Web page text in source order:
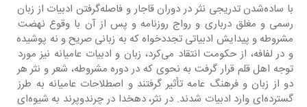
با ساده‌شدن تدریجی نثر در دوران قاجار و فاصله‌گرفتن ادبیات از زبان
رسمی و مغلق درباری و رواج روزنامه و پس از آن با وقوع نهضت
مشروطه و پیدایش ادبیاتی تجددخواه که به زبانی صریح و نه پوشیده
و در لفافه، از حکومت انتقاد می‌کرد، زبان و ادبیات عامیانه نیز مورد
توجه اهل قلم قرار گرفت به نحوی که در دوره مشروطه، شعر و نثر هر
دو از زبان و فرهنگ عامه تأثیر گرفتند و اصطلاحات عامیانه به طرز
گسترده‌ای وارد ادبیات شدند. در نثر، دهخدا در چرندوپرند به شیوه‌ای